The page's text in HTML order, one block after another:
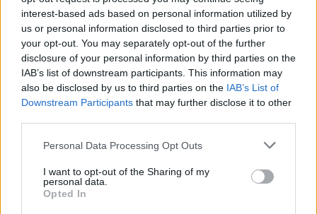
interest-based ads based on personal information utilized by
us or personal information disclosed to third parties prior to
your opt-out. You may separately opt-out of the further
disclosure of your personal information by third parties on the
IAB’s list of downstream participants. This information may
also be disclosed by us to third parties on the IAB’s List of
Downstream Participants that may further disclose it to other
Personal Data Processing Opt Outs
I want to opt-out of the Sharing of my
personal data.
Opted In
Berlusconi cambia strategia:
"D'ora in poi parlo soltanto di
cose concrete"
03/05/2009
Il «Tribuno»: «Non parlo, attendo
l'azienda». Vertice in Rai